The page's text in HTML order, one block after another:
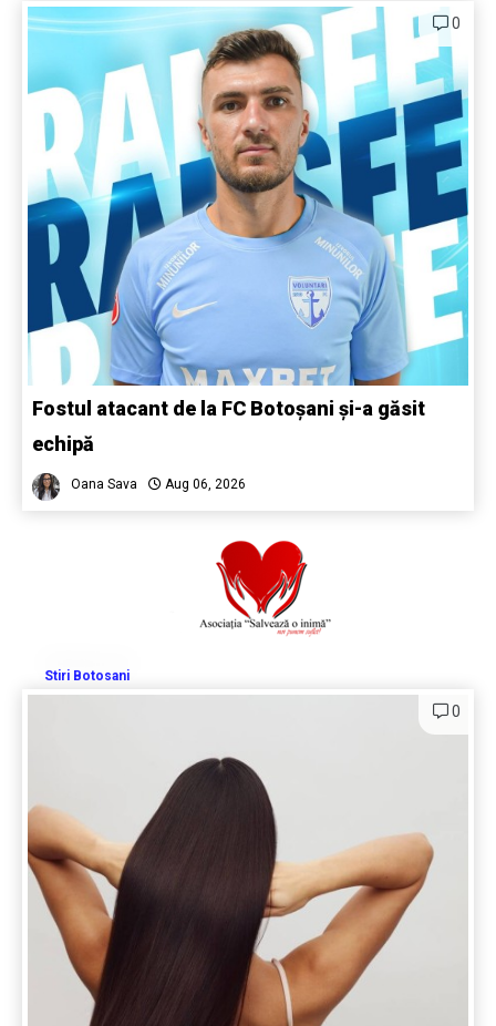
0
Fostul atacant de la FC Botoșani și-a găsit
echipă
Oana Sava Aug 06, 2026
Stiri Botosani
0